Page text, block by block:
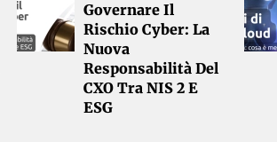
Governare Il
Rischio Cyber: La
Nuova
Responsabilità Del
CXO Tra NIS 2 E
ESG